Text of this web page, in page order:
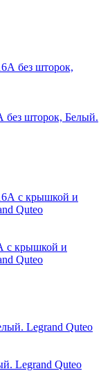
без шторок, Белый.
с крышкой и
Quteo
Legrand Quteo